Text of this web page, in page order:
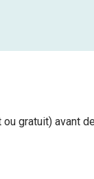
gratuit) avant